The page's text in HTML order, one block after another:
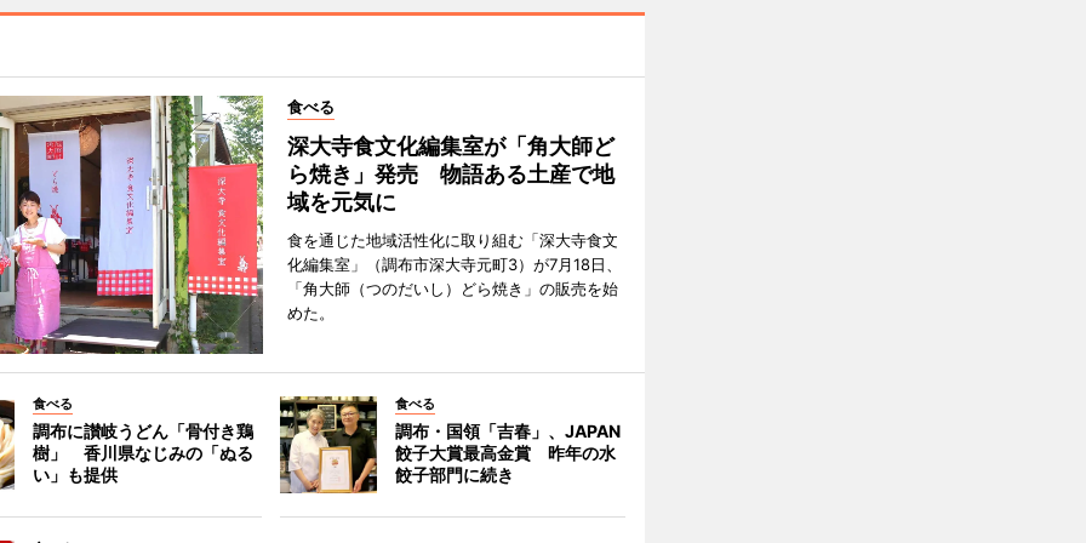
食べる
深大寺食文化編集室が「角大師ど
ら焼き」発売 物語ある土産で地
域を元気に
食を通じた地域活性化に取り組む「深大寺食文
化編集室」（調布市深大寺元町3）が7月18日、
「角大師（つのだいし）どら焼き」の販売を始
めた。
食べる
調布に讃岐うどん「骨付き鶏
樹」 香川県なじみの「ぬる
い」も提供
食べる
調布・国領「吉春」、JAPAN
餃子大賞最高金賞 昨年の水
餃子部門に続き